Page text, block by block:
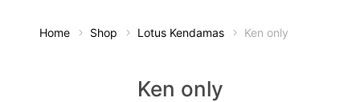
Home Shop Lotus Kendamas Ken only
Ken only